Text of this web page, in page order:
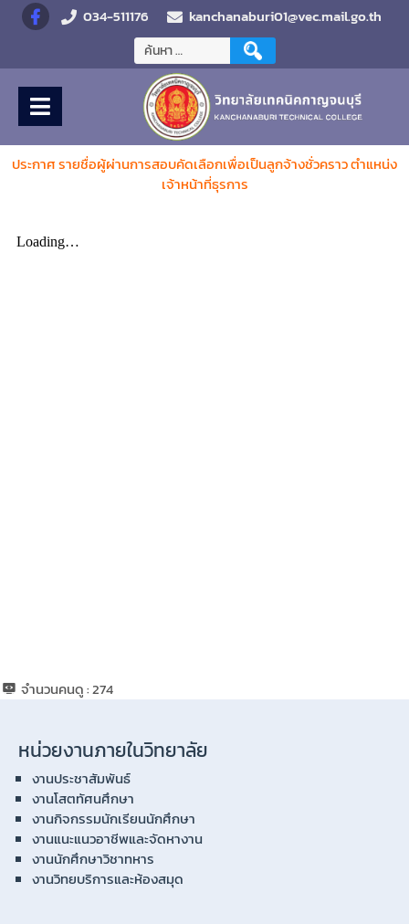
034-511176 kanchanaburi01@vec.mail.go.th
ประกาศรายชื่อผู้ผ่านการสอบคัดเลือกเพื่อเป็นลูกจ้างชั่วคราว ตำแหน่ง
เจ้าหน้าที่ธุรการ
จำนวนคนดู :274
หน่วยงานภายในวิทยาลัย
งานประชาสัมพันธ์
งานโสตทัศนศึกษา
งานกิจกรรมนักเรียนนักศึกษา
งานแนะแนวอาชีพและจัดหางาน
งานนักศึกษาวิชาทหาร
งานวิทยบริการและห้องสมุด